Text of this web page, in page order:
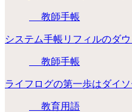
教師手帳
システム手帳リフィルのダ
教師手帳
ライフログの第一歩はダイ
教育用語